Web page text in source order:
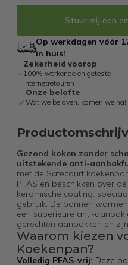
Stuur mij een
Op werkdagen vóór
in huis!
Zekerheid voorop
100% werkende en geteste
internetretouren
Onze belofte
Wat we beloven, komen we na!
Gezond koken zonder
uitstekende anti-
met de Safecourt
PFAS en beschikken over
keramische coating,
gebruik. De pannen
een superieure anti-
gerechten aanbakken en
Waarom kiezen
Koekenpan?
Volledig PFAS-vrij: Deze